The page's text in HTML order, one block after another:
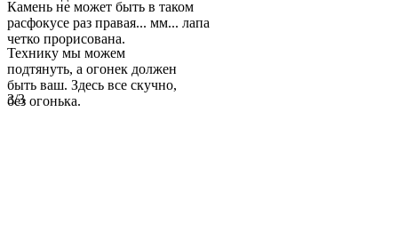
Камень не может быть в таком
расфокусе раз правая... мм... лапа
четко прорисована.
Технику мы можем
подтянуть, а огонек должен
быть ваш. Здесь все скучно,
без огонька.
3/3